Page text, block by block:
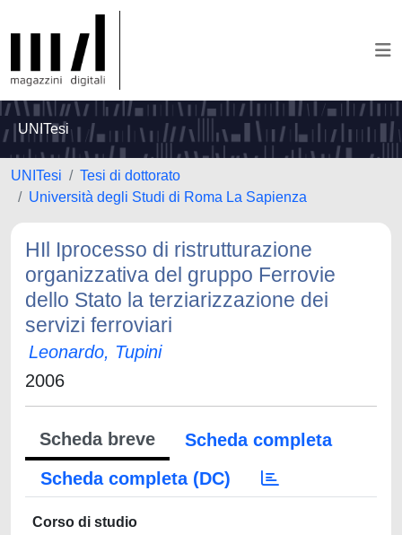
UNITesi
UNITesi
Tesi di dottorato
Università degli Studi di Roma La Sapienza
HIl Iprocesso di ristrutturazione
organizzativa del gruppo Ferrovie
dello Stato la terziarizzazione dei
servizi ferroviari
Leonardo, Tupini
2006
Scheda breve
Scheda completa
Scheda completa (DC)
Corso di studio